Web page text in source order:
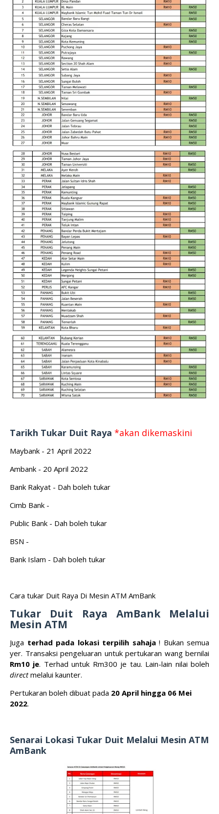
Tarikh Tukar Duit Raya *akan dikemaskini
Maybank - 21 April 2022
Ambank - 20 April 2022
Bank Rakyat - Dah boleh tukar
Cimb Bank -
Public Bank - Dah boleh tukar
BSN -
Bank Islam - Dah boleh tukar
Cara tukar Duit Raya Di Mesin ATM AmBank
Tukar Duit Raya AmBank Melalui
Mesin ATM
Juga terhad pada lokasi terpilih sahaja! Bukan semua
yer. Transaksi pengeluaran untuk pertukaran wang bernilai
Rm10 je. Terhad untuk Rm300 je tau. Lain-lain nilai boleh
directmelalui kaunter.
Pertukaran boleh dibuat pada 20 April hingga 06 Mei
2022.
Senarai Lokasi Tukar Duit Melalui Mesin ATM
AmBank